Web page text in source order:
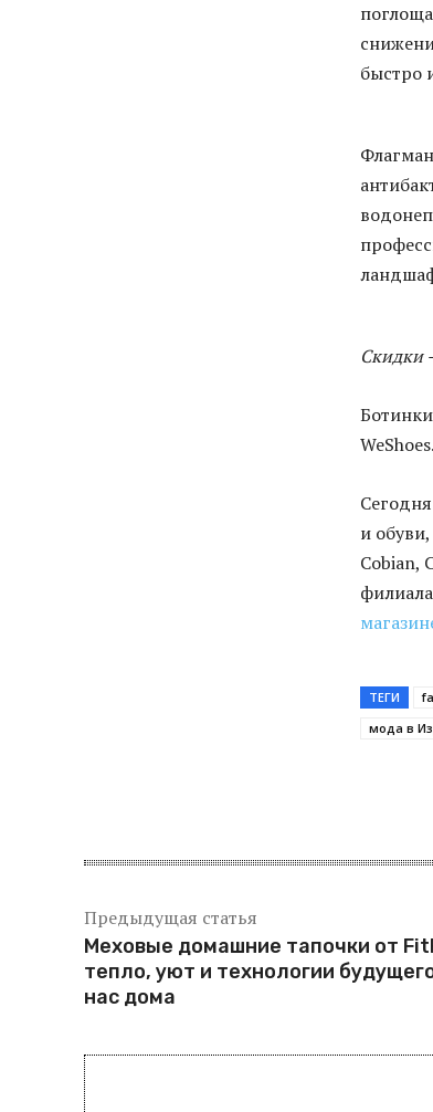
быстро
Скидки
WeShoes.
и
Cobian,
ТЕГИ
мода в
Предыдущая статья
Меховые домашние тапочки от
тепло, уют и технологии
нас дома